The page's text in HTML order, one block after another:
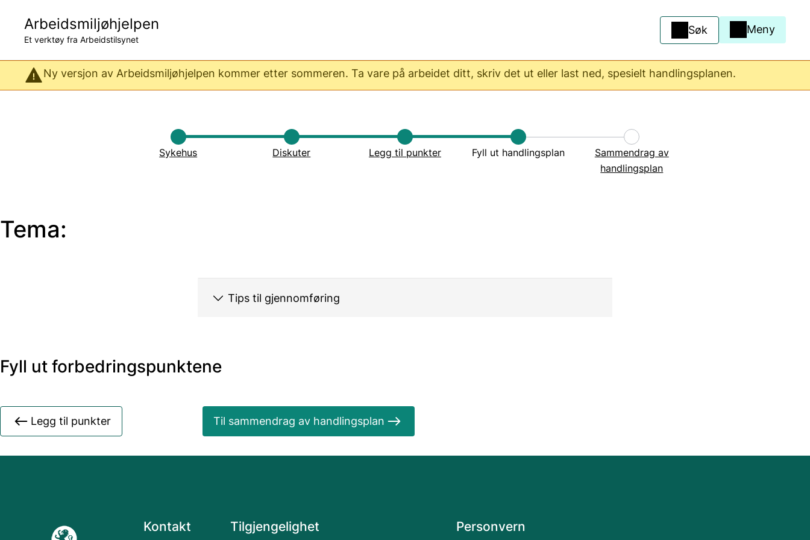
hovedinnhold
Arbeidsmiljøhjelpen
Et verktøy fra Arbeidstilsynet
Søk Meny
Ny versjon av Arbeidsmiljøhjelpen kommer etter sommeren. Ta vare på arbeidet ditt, skriv det ut eller last ned, spesielt handlingsplanen.
Sykehus Diskuter Legg til punkter Fyll ut handlingsplan
Sammendrag av
handlingsplan
Tema:
Tips til gjennomføring
Fyll ut forbedringspunktene
Legg til punkter Til sammendrag av handlingsplan
Kontakt Tilgjengelighet Personvern